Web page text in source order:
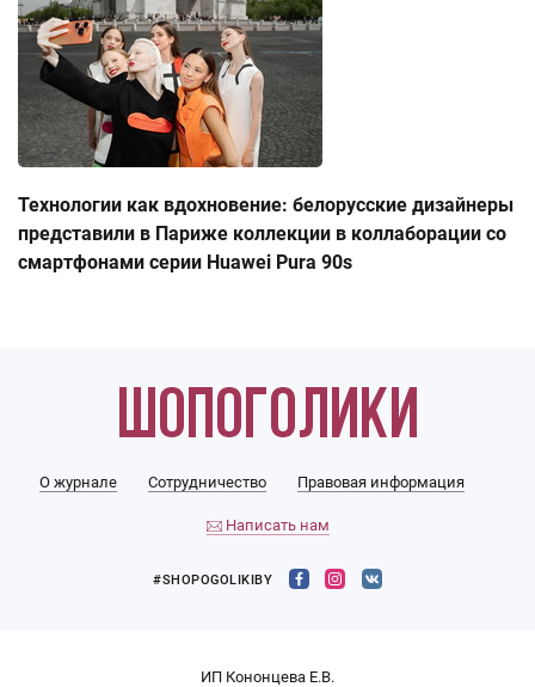
Технологии как вдохновение: белорусские дизайнеры
представили в Париже коллекции в коллаборации со
смартфонами серии Huawei Pura 90s
О журнале Сотрудничество Правовая информация
Написать нам
#SHOPOGOLIKIBY
ИП Кононцева Е.В.